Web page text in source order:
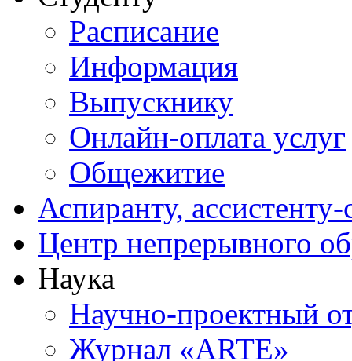
Расписание
Информация
Выпускнику
Онлайн-оплата услуг
Общежитие
Аспиранту,
Центр непрерывного
Наука
Научно-проектный
Журнал «ARTE»